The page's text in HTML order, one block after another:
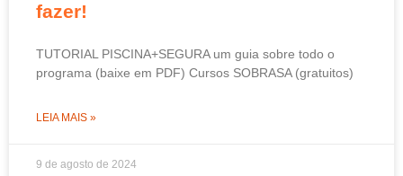
fazer!
TUTORIAL PISCINA+SEGURA um guia sobre todo o
programa (baixe em PDF) Cursos SOBRASA (gratuitos)
LEIA MAIS »
9 de agosto de 2024